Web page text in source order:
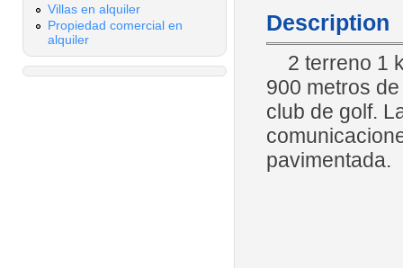
Villas en alquiler
Propiedad comercial en
alquiler
Description
2 terreno 1
900 metros
club de golf.
pavimentada.